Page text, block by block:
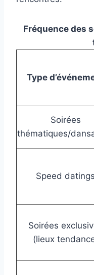
Fréquence des
Type
Soirées
thématiques/
Speed datings
Soirées
(lieux